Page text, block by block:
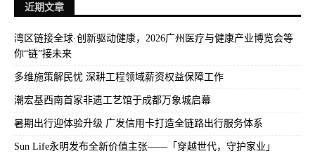
近期文章
湾区链接全球·创新驱动健康，2026广州医疗与健康产业博览会等
你“链”接未来
多维施策解民忧 深耕工程领域薪资权益保障工作
潮宏基西南首家非遗工艺馆于成都万象城启幕
暑期出行迎体验升级 广发信用卡打造全链路出行服务体系
Sun Life永明发布全新价值主张——「穿越世代，守护家业」